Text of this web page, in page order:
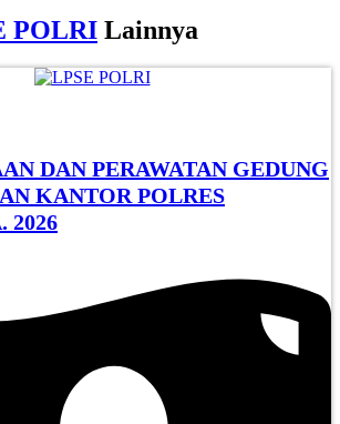
POLRI Lainnya
DAN PERAWATAN GEDUNG
KANTOR POLRES
2026